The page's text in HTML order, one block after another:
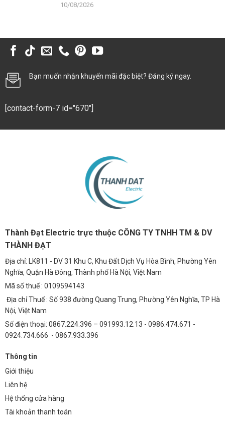
10/08/2026
Bạn muốn nhận khuyến mãi đặc biệt? Đăng ký ngay.
[contact-form-7 id="670"]
Thành Đạt Electric trực thuộc CÔNG TY TNHH TM & DV
THÀNH ĐẠT
Địa chỉ: LK811 - DV 31 Khu C, Khu Đất Dịch Vụ Hòa Bình, Phường Yên
Nghĩa, Quận Hà Đông, Thành phố Hà Nội, Việt Nam
Mã số thuế : 0109594143
Địa chỉ Thuế : Số 938 đường Quang Trung, Phường Yên Nghĩa, TP Hà
Nội, Việt Nam
Số điện thoại: 0867.224.396 – 091993.12.13 - 0986.474.671 -
0924.734.666 - 0867.933.396
Thông tin
Giới thiệu
Liên hệ
Hệ thống cửa hàng
Tài khoản thanh toán